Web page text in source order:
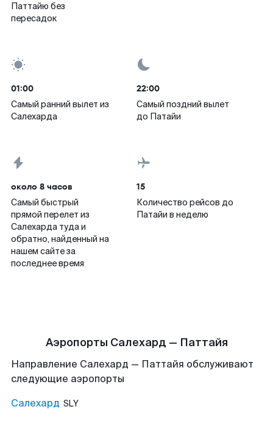
Паттайю без
пересадок
01:00
Самый ранний вылет из
Салехарда
22:00
Самый поздний вылет
до Патайи
около 8 часов
Самый быстрый
прямой перелет из
Салехарда туда и
обратно, найденный на
нашем сайте за
последнее время
15
Количество рейсов до
Патайи в неделю
Аэропорты Салехард — Паттайя
Направление Салехард — Паттайя обслуживают
следующие аэропорты
Салехард SLY